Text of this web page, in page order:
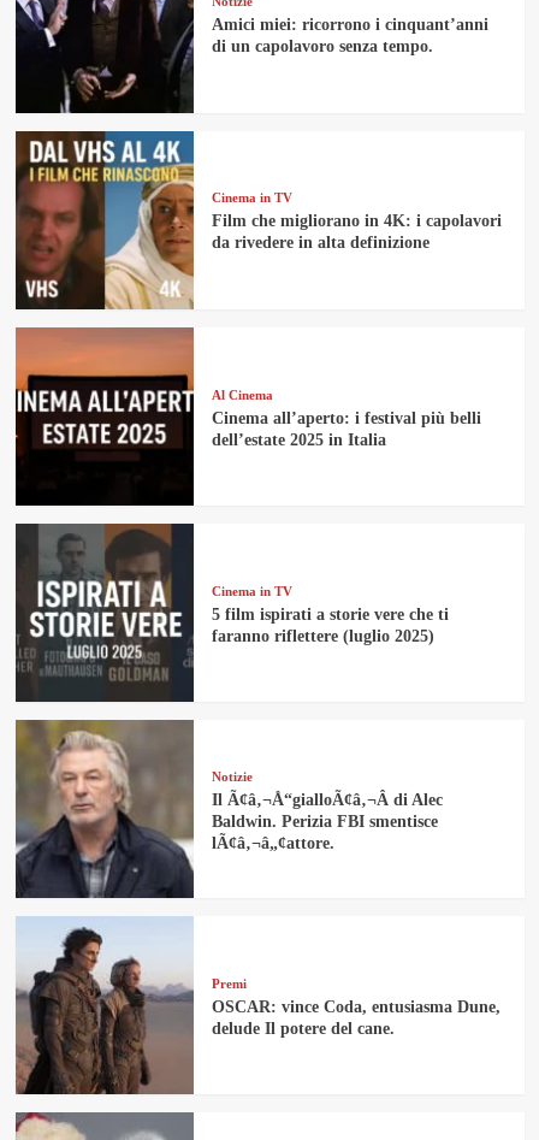
Amici miei: ricorrono i cinquant’anni
di un capolavoro senza tempo.
Cinema in TV
Film che migliorano in 4K: i capolavori
da rivedere in alta definizione
Al Cinema
Cinema all’aperto: i festival più belli
dell’estate 2025 in Italia
Cinema in TV
5 film ispirati a storie vere che ti
faranno riflettere (luglio 2025)
Notizie
Il Ã¢â‚¬Å“gialloÃ¢â‚¬Â di Alec
Baldwin. Perizia FBI smentisce
lÃ¢â‚¬â„¢attore.
Premi
OSCAR: vince Coda, entusiasma Dune,
delude Il potere del cane.